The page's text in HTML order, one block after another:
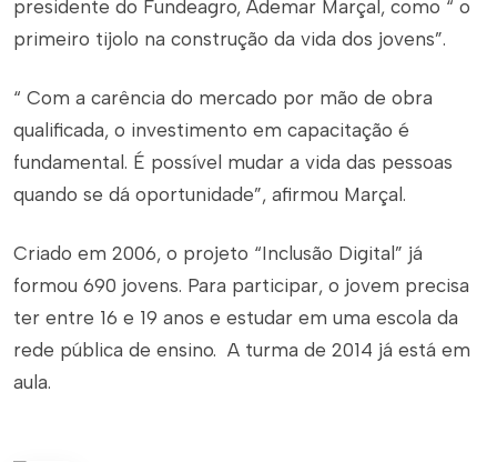
presidente do Fundeagro, Ademar Marçal, como “ o
primeiro tijolo na construção da vida dos jovens”.
“ Com a carência do mercado por mão de obra
qualificada, o investimento em capacitação é
fundamental. É possível mudar a vida das pessoas
quando se dá oportunidade”, afirmou Marçal.
Criado em 2006, o projeto “Inclusão Digital” já
formou 690 jovens. Para participar, o jovem precisa
ter entre 16 e 19 anos e estudar em uma escola da
rede pública de ensino. A turma de 2014 já está em
aula.